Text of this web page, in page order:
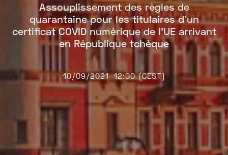
Assouplissement des règles de
quarantaine pour les titulaires d’un
certificat COVID numérique de l’UE arrivant
en République tchèque
10/09/2021 12:00 (CEST)